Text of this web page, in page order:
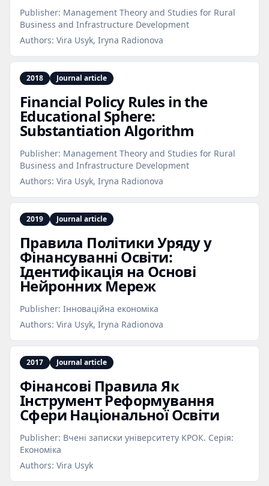
Publisher: Management Theory and Studies for Rural
Business and Infrastructure Development
Authors: Vira Usyk, Iryna Radionova
2018 Journal article
Financial Policy Rules in the
Educational Sphere:
Substantiation Algorithm
Publisher: Management Theory and Studies for Rural
Business and Infrastructure Development
Authors: Vira Usyk, Iryna Radionova
2019 Journal article
Правила Політики Уряду у
Фінансуванні Освіти:
Ідентифікація на Основі
Нейронних Мереж
Publisher: Інноваційна економіка
Authors: Vira Usyk, Iryna Radionova
2017 Journal article
Фінансові Правила Як
Інструмент Реформування
Сфери Національної Освіти
Publisher: Вчені записки університету КРОК. Серія:
Економіка
Authors: Vira Usyk